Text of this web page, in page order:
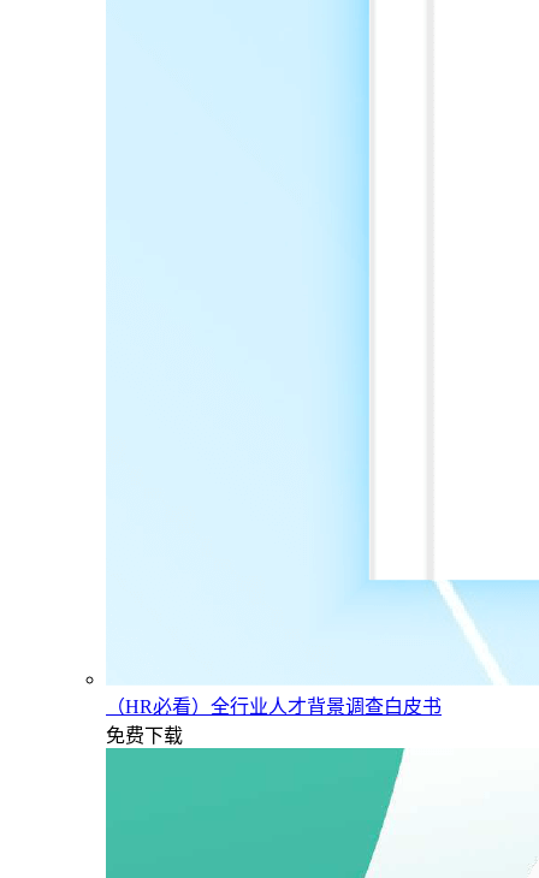
（HR必看）全行业人才背景调查白皮书
免费下载